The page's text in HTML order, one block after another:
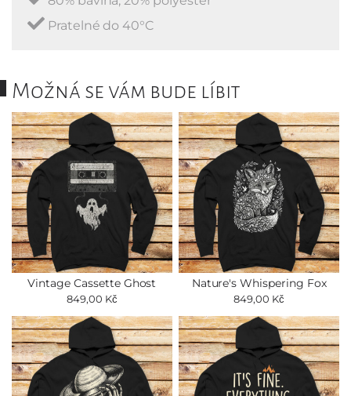
Pratelné do 40°C
Možná se vám bude líbit
Vintage Cassette Ghost
849,00 Kč
Nature's Whispering Fox
849,00 Kč